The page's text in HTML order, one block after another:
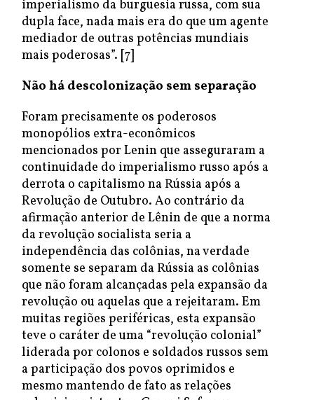
imperialismo da burguesia russa, com sua
dupla face, nada mais era do que um agente
mediador de outras potências mundiais
mais poderosas”. [7]
Não há descolonização sem separação
Foram precisamente os poderosos
monopólios extra-econômicos
mencionados por Lenin que asseguraram a
continuidade do imperialismo russo após a
derrota o capitalismo na Rússia após a
Revolução de Outubro. Ao contrário da
afirmação anterior de Lênin de que a norma
da revolução socialista seria a
independência das colônias, na verdade
somente se separam da Rússia as colônias
que não foram alcançadas pela expansão da
revolução ou aquelas que a rejeitaram. Em
muitas regiões periféricas, esta expansão
teve o caráter de uma “revolução colonial”
liderada por colonos e soldados russos sem
a participação dos povos oprimidos e
mesmo mantendo de fato as relações